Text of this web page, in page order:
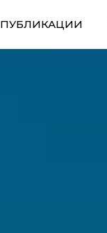
ПУБЛИКАЦИИ